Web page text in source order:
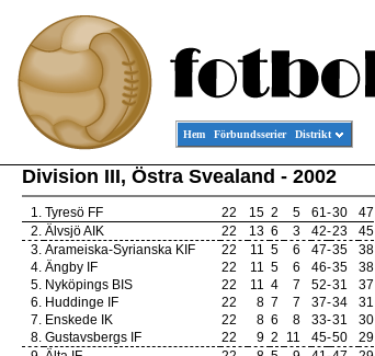
Hem Förbundsserier Distrikt
Division III, Östra Svealand - 2002
1. Tyresö FF 22 15 2 5 61-30
47
2. Älvsjö AIK 22 13 6 3 42-23
45
3. Arameiska-Syrianska KIF 22 11 5 6 47-35
38
4. Ängby IF 22 11 5 6 46-35
38
5. Nyköpings BIS 22 11 4 7 52-31
37
6. Huddinge IF 22 8 7 7 37-34
31
7. Enskede IK 22 8 6 8 33-31
30
8. Gustavsbergs IF 22 9 2 11 45-50
29